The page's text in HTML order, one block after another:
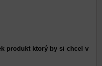
produkt ktorý by si chcel v